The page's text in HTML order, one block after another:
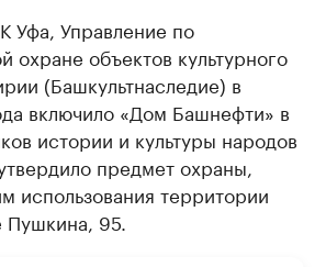
Уфа, Управление по
охране объектов культурного
(Башкультнаследие) в
включило «Дом Башнефти» в
истории и культуры народов
предмет охраны,
использования территории
Пушкина, 95.